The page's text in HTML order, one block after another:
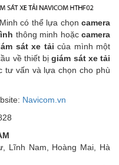
có thể lựa chọn camera
thông minh hoặccamera
sát xe tảicủa mình một
về thiết bịgiám sát xe tải
tư vấn và lựa chọn cho phù
Navicom.vn
Lĩnh Nam, Hoàng Mai, Hà